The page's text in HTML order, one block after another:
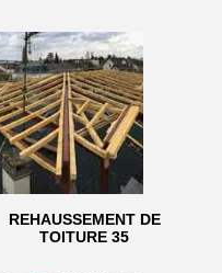
REHAUSSEMENT DE
TOITURE 35